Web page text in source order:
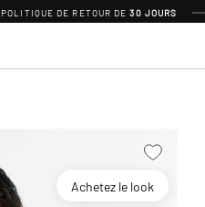
POLITIQUE DE RETOUR DE30 JOURS
Achetez le look